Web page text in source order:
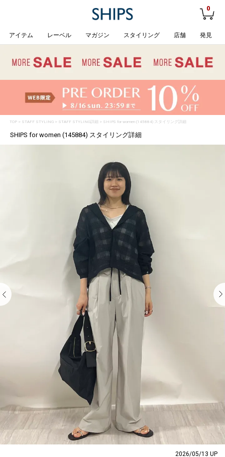
0
アイテム レーベル マガジン スタイリング 店舗 発見
TOP> STAFF STYLING> STAFF STYLING詳細 > SHIPS for women (145884) スタイリング詳細
SHIPS for women (145884) スタイリング詳細
2026/05/13 UP